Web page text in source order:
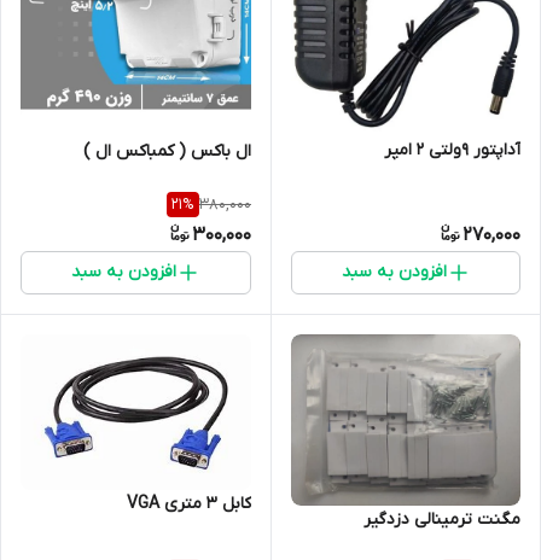
آداپتور 9ولتی 2 امپر
270,000
افزودن به سبد
ال باکس ( کمباکس ال )
380,000
21%
300,000
افزودن به سبد
مگنت ترمینالی دزدگیر
کابل 3 متری VGA